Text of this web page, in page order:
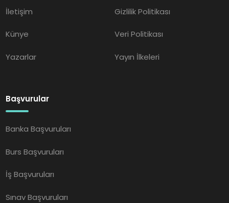
İletişim
Künye
Yazarlar
Gizlilik Politikası
Veri Politikası
Yayın İlkeleri
Başvurular
Banka Başvuruları
Burs Başvuruları
İş Başvuruları
Sınav Başvuruları